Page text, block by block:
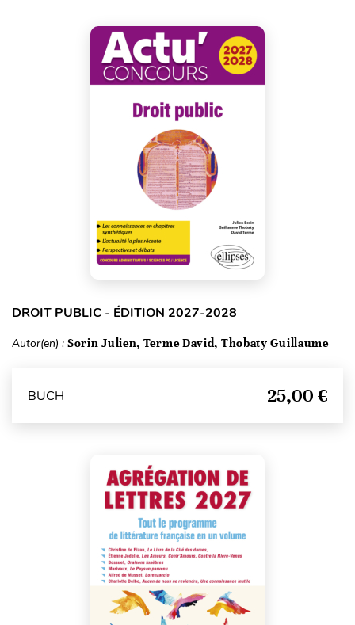
DROIT PUBLIC - ÉDITION 2027-2028
Autor(en) : Sorin Julien, Terme David, Thobaty Guillaume
BUCH 25,00 €